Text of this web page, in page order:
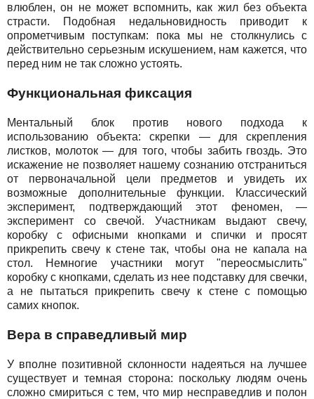
влюблен, он не может вспомнить, как жил без объекта
страсти. Подобная недальновидность приводит к
опрометчивым поступкам: пока мы не столкнулись с
действительно серьезным искушением, нам кажется, что
перед ним не так сложно устоять.
Функциональная фиксация
Ментальный блок против нового подхода к
использованию объекта: скрепки — для скрепления
листков, молоток — для того, чтобы забить гвоздь. Это
искажение не позволяет нашему сознанию отстраниться
от первоначальной цели предметов и увидеть их
возможные дополнительные функции. Классический
эксперимент, подтверждающий этот феномен, —
эксперимент со свечой. Участникам выдают свечу,
коробку с офисными кнопками и спички и просят
прикрепить свечу к стене так, чтобы она не капала на
стол. Немногие участники могут "переосмыслить"
коробку с кнопками, сделать из нее подставку для свечки,
а не пытаться прикрепить свечу к стене с помощью
самих кнопок.
Вера в справедливый мир
У вполне позитивной склонности надеяться на лучшее
существует и темная сторона: поскольку людям очень
сложно смириться с тем, что мир несправедлив и полон